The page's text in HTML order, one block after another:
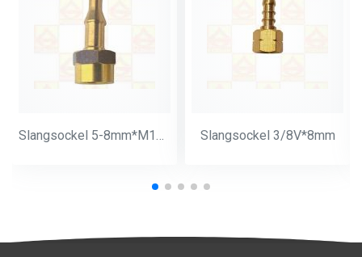
Slangsockel 5-8mm*M14*1 Slangsockel 3/8V*8mm